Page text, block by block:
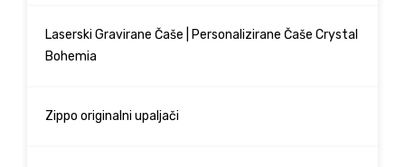
Laserski Gravirane Čaše | Personalizirane Čaše Crystal
Bohemia
Zippo originalni upaljači